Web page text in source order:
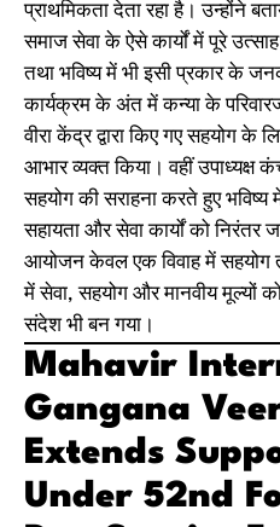
प्राथमिकता देता रहा है। उन्होंने
समाज सेवा के ऐसे कार्यों में पूरे
तथा भविष्य में भी इसी प्रकार के
कार्यक्रम के अंत में कन्या के
वीरा केंद्र द्वारा किए गए सहयोग
आभार व्यक्त किया। वहीं उपाध्यक्ष
सहयोग की सराहना करते हुए भविष्य
सहायता और सेवा कार्यों को निरंतर
आयोजन केवल एक विवाह में सहयोग
में सेवा, सहयोग और मानवीय मूल्यों
संदेश भी बन गया।
Mahavir
Gangana
Extends
Under 52nd